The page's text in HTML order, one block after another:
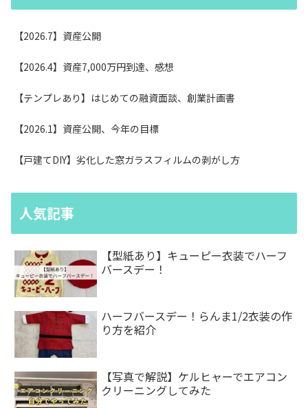
【2026.7】資産公開
【2026.4】資産7,000万円到達、感想
【テンプレあり】はじめての融資面談、創業計画書
【2026.1】資産公開、今年の目標
【戸建てDIY】劣化した窓ガラスフィルムの剥がし方
人気記事
【型紙あり】キューピー衣装でハーフ
バースデー！
ハーフバースデー！らんま1/2衣装の作
り方を紹介
【写真で解説】ケルヒャーでエアコン
クリーニングしてみた